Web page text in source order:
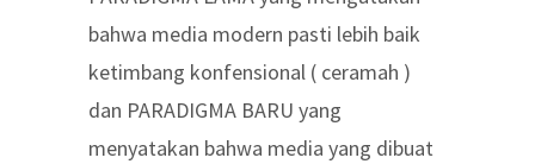
bahwa media modern pasti lebih baik
ketimbang konfensional ( ceramah )
dan PARADIGMA BARU yang
menyatakan bahwa media yang dibuat